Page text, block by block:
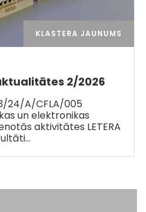
KLASTERA JAUNUMS
2/2026
3/24/A/CFLA/005
un elektronikas
aktivitātes LETERA